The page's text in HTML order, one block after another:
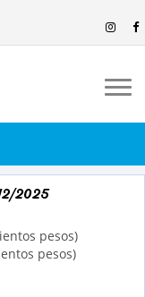
2025
pesos)
pesos)